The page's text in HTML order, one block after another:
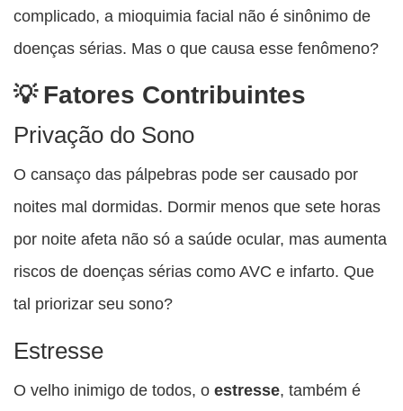
complicado, a mioquimia facial não é sinônimo de
doenças sérias. Mas o que causa esse fenômeno?
Fatores Contribuintes
Privação do Sono
O cansaço das pálpebras pode ser causado por
noites mal dormidas. Dormir menos que sete horas
por noite afeta não só a saúde ocular, mas aumenta
riscos de doenças sérias como AVC e infarto. Que
tal priorizar seu sono?
Estresse
O velho inimigo de todos, o estresse, também é